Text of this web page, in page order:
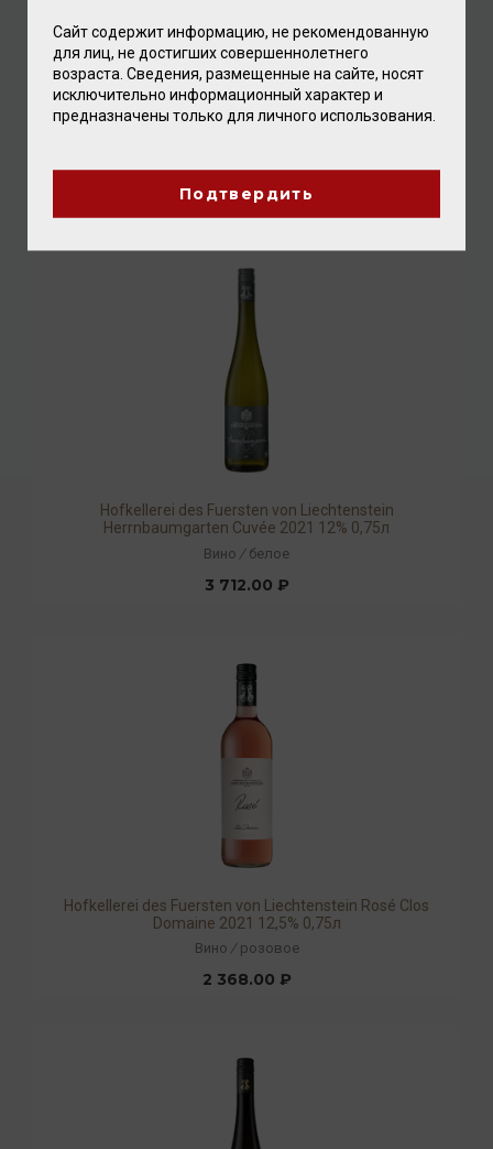
Hofkellerei des Fuersten von Liechtenstein Gruener
2 368.00 ₽
Hofkellerei des Fuersten von Liechtenstein
Herrnbaumgarten Cuvée 2021 12% 0,75л
Вино / белое
3 712.00 ₽
Hofkellerei des Fuersten von Liechtenstein Rosé Clos
Domaine 2021 12,5% 0,75л
Вино / розовое
2 368.00 ₽
Сайт содержит информацию, не рекомендованную
для лиц, не достигших совершеннолетнего
возраста. Сведения, размещенные на сайте, носят
исключительно информационный характер и
предназначены только для личного использования.
Подтвердить